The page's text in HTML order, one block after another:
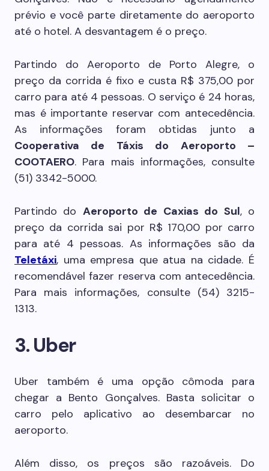
prévio e você parte diretamente do aeroporto
até o hotel. A desvantagem é o preço.
Partindo do Aeroporto de Porto Alegre, o
preço da corrida é fixo e custa R$ 375,00 por
carro para até 4 pessoas. O serviço é 24 horas,
mas é importante reservar com antecedência.
As informações foram obtidas junto a
Cooperativa de Táxis do Aeroporto –
COOTAERO. Para mais informações, consulte
(51) 3342-5000.
Partindo do Aeroporto de Caxias do Sul, o
preço da corrida sai por R$ 170,00 por carro
para até 4 pessoas. As informações são da
Teletáxi, uma empresa que atua na cidade. É
recomendável fazer reserva com antecedência.
Para mais informações, consulte (54) 3215-
1313.
3. Uber
Uber também é uma opção cômoda para
chegar a Bento Gonçalves. Basta solicitar o
carro pelo aplicativo ao desembarcar no
aeroporto.
Além disso, os preços são razoáveis. Do